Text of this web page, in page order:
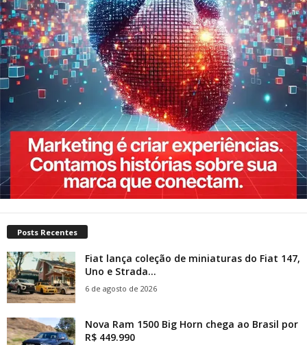
Posts Recentes
Fiat lança coleção de miniaturas do Fiat 147,
Uno e Strada...
6 de agosto de 2026
Nova Ram 1500 Big Horn chega ao Brasil por
R$ 449.990